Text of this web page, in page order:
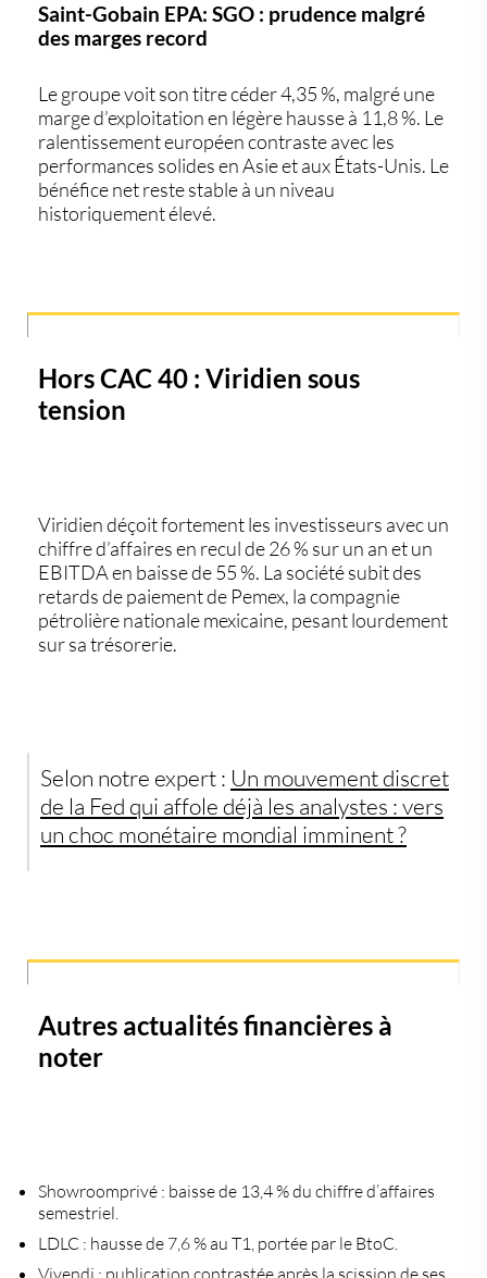
Saint-Gobain EPA: SGO : prudence malgré
des marges record
Le groupe voit son titre céder4,35 %, malgré une
marge d’exploitation en légère hausse à 11,8 %. Le
ralentissement européen contraste avec les
performances solides en Asie et aux États-Unis. Le
bénéfice net reste stable à un niveau
historiquement élevé.
Hors CAC 40 : Viridien sous
tension
Viridiendéçoit fortement les investisseurs avec un
chiffre d’affaires en recul de26 % sur un an et un
EBITDA en baisse de 55 %. La société subit des
retards de paiement de Pemex, la compagnie
pétrolière nationale mexicaine, pesant lourdement
sur sa trésorerie.
Selon notre expert : Un mouvement discret
de la Fed qui affole déjà les analystes : vers
un choc monétaire mondial imminent ?
Autres actualités financières à
noter
Showroomprivé : baisse de 13,4 % du chiffre d’affaires
semestriel.
LDLC : hausse de 7,6 % au T1, portée par le BtoC.
Vivendi : publication contrastée après la scission de ses